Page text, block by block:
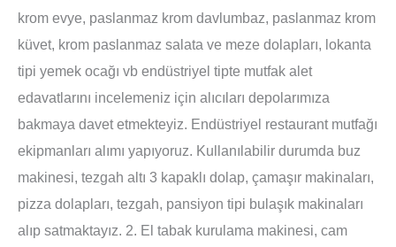
krom evye, paslanmaz krom davlumbaz, paslanmaz krom
küvet, krom paslanmaz salata ve meze dolapları, lokanta
tipi yemek ocağı vb endüstriyel tipte mutfak alet
edavatlarını incelemeniz için alıcıları depolarımıza
bakmaya davet etmekteyiz. Endüstriyel restaurant mutfağı
ekipmanları alımı yapıyoruz. Kullanılabilir durumda buz
makinesi, tezgah altı 3 kapaklı dolap, çamaşır makinaları,
pizza dolapları, tezgah, pansiyon tipi bulaşık makinaları
alıp satmaktayız. 2. El tabak kurulama makinesi, cam